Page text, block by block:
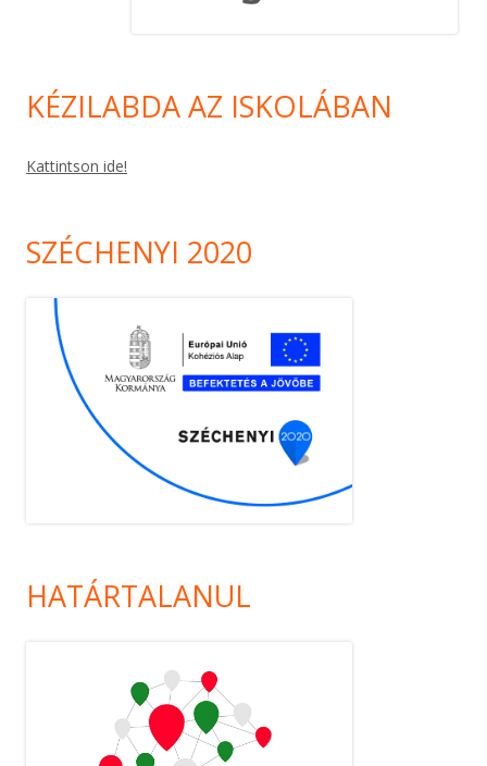
KÉZILABDA AZ ISKOLÁBAN
Kattintson ide!
SZÉCHENYI 2020
HATÁRTALANUL